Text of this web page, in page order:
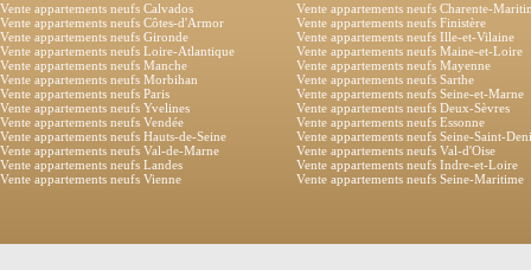
Vente appartements neufs Calvados
Vente appartements neufs Charente-
Vente appartements neufs Côtes-d'Armor
Vente appartements neufs Finistère
Vente appartements neufs Gironde
Vente appartements neufs Ille-et-Vilaine
Vente appartements neufs Loire-Atlantique
Vente appartements neufs Maine-et-Loire
Vente appartements neufs Manche
Vente appartements neufs Mayenne
Vente appartements neufs Morbihan
Vente appartements neufs Sarthe
Vente appartements neufs Paris
Vente appartements neufs Seine-et-Marne
Vente appartements neufs Yvelines
Vente appartements neufs Deux-Sèvres
Vente appartements neufs Vendée
Vente appartements neufs Essonne
Vente appartements neufs Hauts-de-Seine
Vente appartements neufs Seine-Saint-
Vente appartements neufs Val-de-Marne
Vente appartements neufs Val-d'Oise
Vente appartements neufs Landes
Vente appartements neufs Indre-et-Loire
Vente appartements neufs Vienne
Vente appartements neufs Seine-Maritime